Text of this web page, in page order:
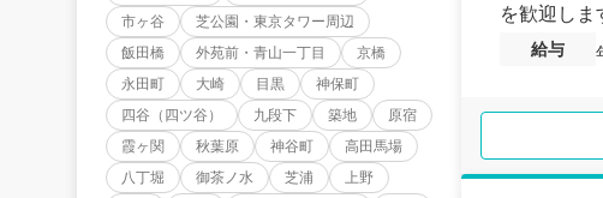
市ヶ谷
芝公園・東京タワー周辺
飯田橋
外苑前・青山一丁目
京橋
永田町
大崎 目黒
神保町
四谷（四ツ谷）
九段下 築地
原宿
霞ヶ関
秋葉原 神谷町
高田馬場
八丁堀
御茶ノ水 芝浦
上野
を歓迎しま
給与